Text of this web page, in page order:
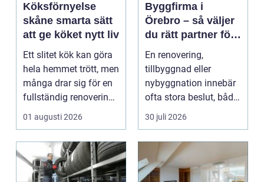
Köksförnyelse
skåne smarta sätt
att ge köket nytt liv
Ett slitet kök kan göra
hela hemmet trött, men
många drar sig för en
fullständig renovering.
Det tar...
01 augusti 2026
Byggfirma i
Örebro – så väljer
du rätt partner för
ditt projekt
En renovering,
tillbyggnad eller
nybyggnation innebär
ofta stora beslut, både
ekonomiskt ...
30 juli 2026